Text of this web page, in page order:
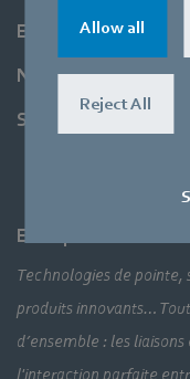
Allow all
Reject All
Entreprise
Newsroom
Support
Entreprise
Technologies de pointe,
produits innovants…
d’ensemble : les
l'interaction parfaite